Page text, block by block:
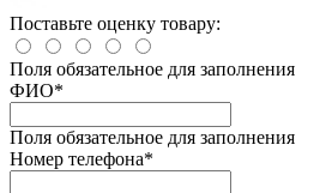
Поставьте оценку товару:
Поля обязательное для заполнения
ФИО*
Поля обязательное для заполнения
Номер телефона*